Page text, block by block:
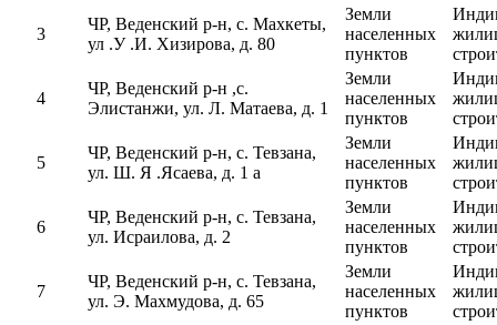
3
ЧР, Веденский р-н, с. Махкеты,
ул .У .И. Хизирова, д. 80
Земли
населенных
пунктов
4
ЧР, Веденский р-н ,с.
Элистанжи, ул. Л. Матаева, д. 1
Земли
населенных
пунктов
5
ЧР, Веденский р-н, с. Тевзана,
ул. Ш. Я .Ясаева, д. 1 а
Земли
населенных
пунктов
6
ЧР, Веденский р-н, с. Тевзана,
ул. Исраилова, д. 2
Земли
населенных
пунктов
7
ЧР, Веденский р-н, с. Тевзана,
ул. Э. Махмудова, д. 65
Земли
населенных
пунктов